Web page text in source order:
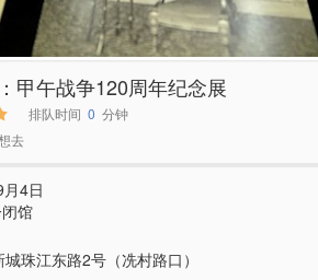
甲午战争120周年纪念展
排队时间 0 分钟
去
4日
馆
珠江东路2号（冼村路口）